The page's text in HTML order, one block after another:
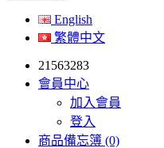
English
繁體中文
21563283
會員中心
加入會員
登入
商品備忘簿 (0)